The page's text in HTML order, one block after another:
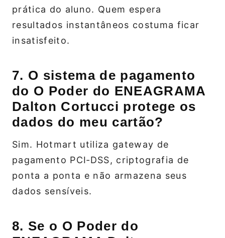
prática do aluno. Quem espera
resultados instantâneos costuma ficar
insatisfeito.
7. O sistema de pagamento
do O Poder do ENEAGRAMA
Dalton Cortucci protege os
dados do meu cartão?
Sim. Hotmart utiliza gateway de
pagamento PCI‑DSS, criptografia de
ponta a ponta e não armazena seus
dados sensíveis.
8. Se o O Poder do